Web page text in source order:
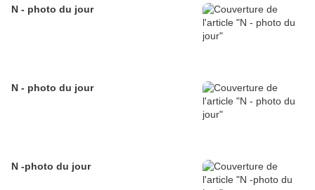
N - photo du jour
N - photo du jour
N -photo du jour